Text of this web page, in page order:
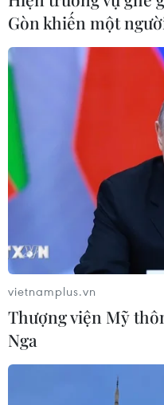
Bác sỹ Việt Nam
quà cho người
04/06/2022 07:27
Các y, bác sỹ Việt Nam
phát thuốc miễn phí và
người dân Lào có hoàn
Vientiane của Lào.
Gòn khiến một
vietnamplus.vn
Thượng viện Mỹ
Nga